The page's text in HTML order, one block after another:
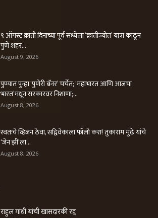
९ ऑगस्ट क्रांती दिनाच्या पूर्व संध्येला ‘क्रांतीज्योत’ यात्रा काढून
पुणे शहर...
August 9, 2026
पुण्यात पुन्हा ‘पुणेरी बॅनर’ चर्चेत; ‘महाभारत आणि आजचा
भारत’मधून सरकारवर निशाणा;...
August 8, 2026
स्वतःचे व्हिजन ठेवा, सद्विवेकाला फॉलो करा! तुकाराम मुंढे यांचे
‘जेन झी’ला...
August 8, 2026
राहुल गांधी यांची खासदारकी रद्द